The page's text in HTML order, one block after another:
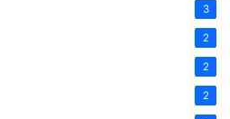
3
2
2
2